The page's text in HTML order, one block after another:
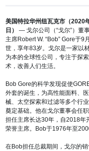
美国特拉华州纽瓦克市（2020
日）
— 戈尔公司（“戈尔”）董
主席Robert W. “Bob” Gore于9
世，享年83岁。戈尔是一家以
为本的全球性公司，专注于探
术，改善人们生活。
Bob Gore的科学发现促使
外套的诞生，为高性能面料、
械、太空探索和过滤等多个行
奠定基础。他在戈尔董事会任职
担任主席长达30年，自2018年
荣誉主席。Bob于1976年至
在Bob担任总裁期间，戈尔的